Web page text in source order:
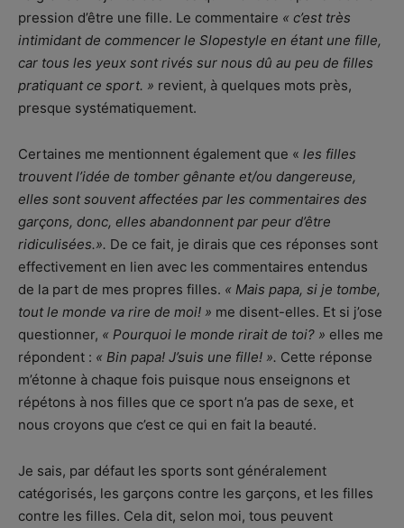
pression d’être une fille. Le commentaire « c’est très
intimidant de commencer le Slopestyle en étant une fille,
car tous les yeux sont rivés sur nous dû au peu de filles
pratiquant ce sport. » revient, à quelques mots près,
presque systématiquement.
Certaines me mentionnent également que « les filles
trouvent l’idée de tomber gênante et/ou dangereuse,
elles sont souvent affectées par les commentaires des
garçons, donc, elles abandonnent par peur d’être
ridiculisées.». De ce fait, je dirais que ces réponses sont
effectivement en lien avec les commentaires entendus
de la part de mes propres filles. « Mais papa, si je tombe,
tout le monde va rire de moi! » me disent-elles. Et si j’ose
questionner, « Pourquoi le monde rirait de toi? » elles me
répondent : « Bin papa! J’suis une fille! ». Cette réponse
m’étonne à chaque fois puisque nous enseignons et
répétons à nos filles que ce sport n’a pas de sexe, et
nous croyons que c’est ce qui en fait la beauté.
Je sais, par défaut les sports sont généralement
catégorisés, les garçons contre les garçons, et les filles
contre les filles. Cela dit, selon moi, tous peuvent